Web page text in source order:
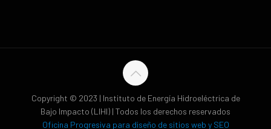
Copyright © 2023 | Instituto de Energía Hidroeléctrica de
Bajo Impacto (LIHI) | Todos los derechos reservados
Oficina Progresiva para diseño de sitios web y SEO